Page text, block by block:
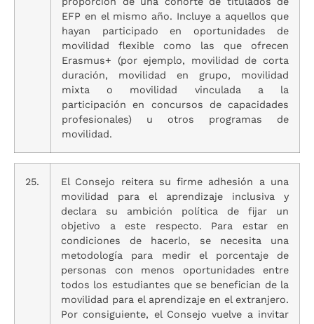
EFP en el mismo año. Incluye a aquellos que
hayan participado en oportunidades de
movilidad flexible como las que ofrecen
Erasmus+ (por ejemplo, movilidad de corta
duración, movilidad en grupo, movilidad
mixta o movilidad vinculada a la
participación en concursos de capacidades
profesionales) u otros programas de
movilidad.
25.
El Consejo reitera su firme adhesión a una
movilidad para el aprendizaje inclusiva y
declara su ambición política de fijar un
objetivo a este respecto. Para estar en
condiciones de hacerlo, se necesita una
metodología para medir el porcentaje de
personas con menos oportunidades entre
todos los estudiantes que se benefician de la
movilidad para el aprendizaje en el extranjero.
Por consiguiente, el Consejo vuelve a invitar